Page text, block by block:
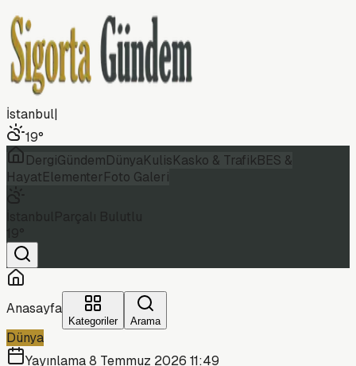
İstanbul|
19°
DergiGündemDünyaKulisKasko & TrafikBES &
HayatElementerFoto Galeri
Anasayfa
Kategoriler Arama
Dünya
Yayınlama8 Temmuz 2026 11:49